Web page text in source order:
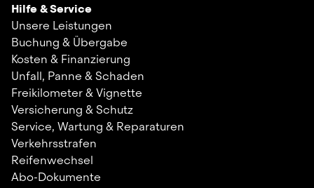
Hilfe & Service
Unsere Leistungen
Buchung & Übergabe
Kosten & Finanzierung
Unfall, Panne & Schaden
Freikilometer & Vignette
Versicherung & Schutz
Service, Wartung & Reparaturen
Verkehrsstrafen
Reifenwechsel
Abo-Dokumente